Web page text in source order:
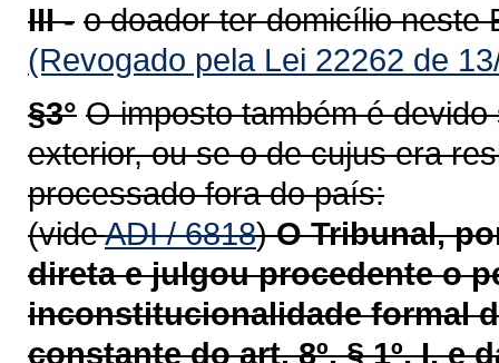
III - o doador ter domicílio neste
(Revogado pela Lei 22262 de
§3° O imposto também é
exterior, ou se o de cujus era
processado fora do país:
(videADI / 6818)O Tribunal,
direta e julgou procedente o
inconstitucionalidade formal
constante do art.8º, § 1º, I, e